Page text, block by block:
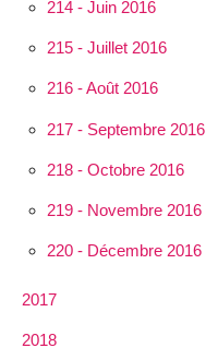
214 - Juin 2016
215 - Juillet 2016
216 - Août 2016
217 - Septembre 2016
218 - Octobre 2016
219 - Novembre 2016
220 - Décembre 2016
2017
2018